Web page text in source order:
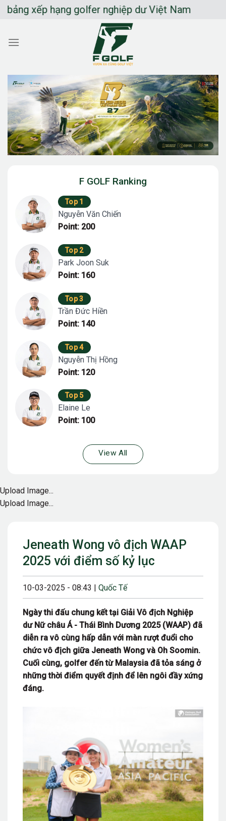
Chuyển
dung
xếp hạng golfer nghiệp dư Việt Nam
Jeneath Wong vô địch WAAP
2025 với điểm số kỷ lục
10-03-2025 - 08:43 | Quốc Tế
Ngày thi đấu chung kết tại Giải Vô địch Nghiệp
dư Nữ châu Á - Thái Bình Dương 2025 (WAAP) đã
diễn ra vô cùng hấp dẫn với màn rượt đuổi cho
chức vô địch giữa Jeneath Wong và Oh Soomin.
Cuối cùng, golfer đến từ Malaysia đã tỏa sáng ở
những thời điểm quyết định để lên ngôi đầy xứng
đáng.
F GOLF Ranking
Top 1
Nguyễn Văn Chiến
Point: 200
Top 2
Park Joon Suk
Point: 160
Top 3
Trần Đức Hiền
Point: 140
Top 4
Nguyễn Thị Hồng
Point: 120
Top 5
Elaine Le
Point: 100
View All
Upload Image...
Upload Image...